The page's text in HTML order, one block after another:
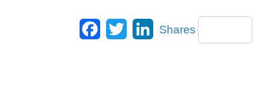
Facebook
Twitter LinkedIn
Shares